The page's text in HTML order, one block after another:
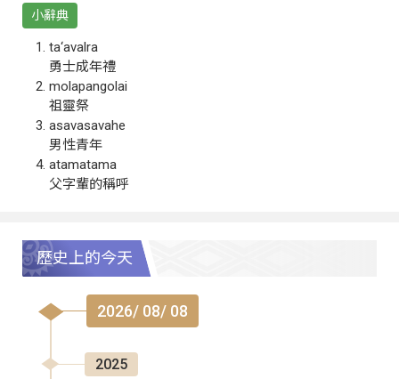
小辭典
ta‘avalra
勇士成年禮
molapangolai
祖靈祭
asavasavahe
男性青年
atamatama
父字輩的稱呼
歷史上的今天
2026/ 08/ 08
2025